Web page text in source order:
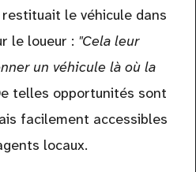
le véhicule dans
le loueur : "Cela leur
un véhicule là où la
telles opportunités sont
facilement accessibles
locaux.